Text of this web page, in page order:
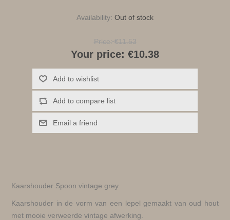
Availability: Out of stock
Price: €11.53
Your price: €10.38
Add to wishlist
Add to compare list
Email a friend
Kaarshouder Spoon vintage grey
Kaarshouder in de vorm van een lepel gemaakt van oud hout
met mooie verweerde vintage afwerking.